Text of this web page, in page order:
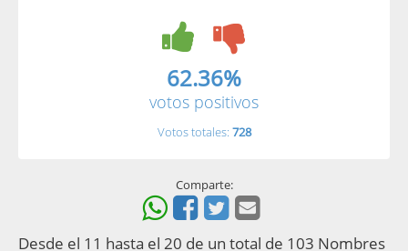
62.36%
votos positivos
Votos totales: 728
Comparte:
Desde el 11 hasta el 20 de un total de 103 Nombres